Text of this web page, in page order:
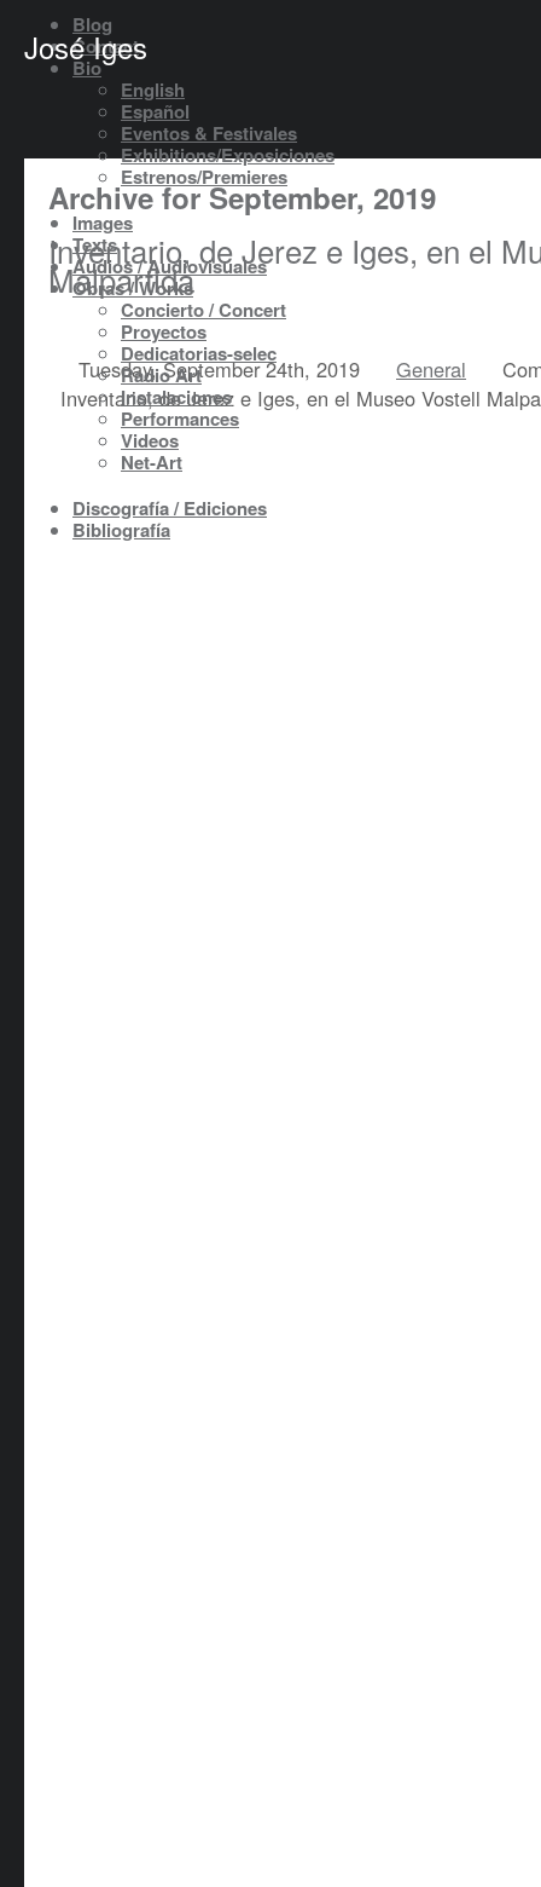
José Iges
Blog
Contact
Bio
English
Español
Eventos & Festivales
Exhibitions/Exposiciones
Estrenos/Premieres
Images
Texts
Audios / Audiovisuales
Obras / Works
Concierto / Concert
Proyectos
Dedicatorias-selec
Radio Art
Instalaciones
Performances
Videos
Net-Art
Discografía / Ediciones
Bibliografía
Archive for September, 2019
Inventario, de Jerez e Iges, en el
Malpartida
Tuesday, September 24th, 2019 General
Inventario, de Jerez e Iges, en el Museo Vostell